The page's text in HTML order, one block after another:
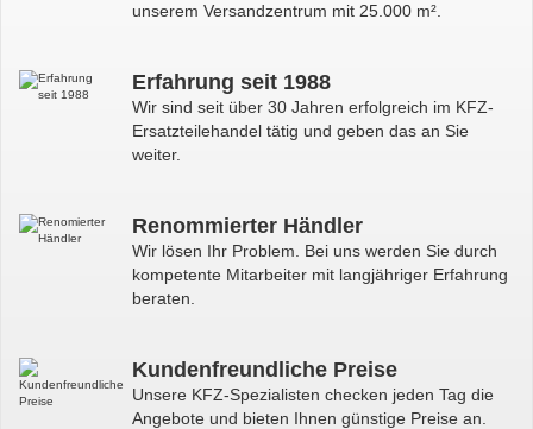
unserem Versandzentrum mit 25.000 m².
Erfahrung seit 1988
Wir sind seit über 30 Jahren erfolgreich im KFZ-
Ersatzteilehandel tätig und geben das an Sie
weiter.
Renommierter Händler
Wir lösen Ihr Problem. Bei uns werden Sie durch
kompetente Mitarbeiter mit langjähriger Erfahrung
beraten.
Kundenfreundliche Preise
Unsere KFZ-Spezialisten checken jeden Tag die
Angebote und bieten Ihnen günstige Preise an.